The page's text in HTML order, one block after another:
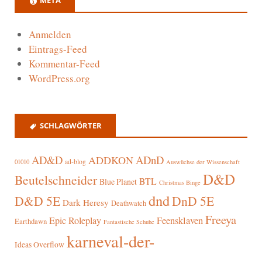
Anmelden
Eintrags-Feed
Kommentar-Feed
WordPress.org
SCHLAGWÖRTER
01010 AD&D ad-blog ADDKONADnD Auswüchse der Wissenschaft
Beutelschneider Blue Planet BTL Christmas Binge D&D
D&D 5E Dark Heresy Deathwatch dndDnD 5E
Earthdawn Epic Roleplay Fantastische Schuhe FeensklavenFreeya
Ideas Overflow karneval-der-